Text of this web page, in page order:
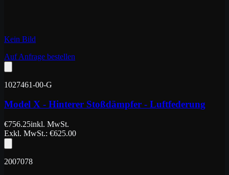
Kein Bild
Auf Anfrage bestellen
1027461-00-G
Model X - Hinterer Stoßdämpfer - Luftfederung
€756.25inkl. MwSt.
Exkl. MwSt.: €625.00
2007078